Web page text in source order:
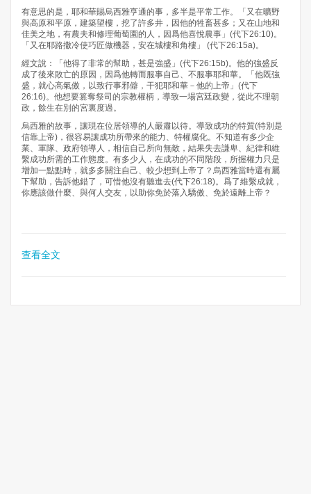
有意思的是，耶和華賜烏西雅亨通的事，多半是平常工作。「又在曠野
與高原和平原，建築望樓，挖了許多井，因他的牲畜甚多；又在山地和
佳美之地，有農夫和修理葡萄園的人，因爲他喜悅農事」(代下26:10)。
「又在耶路撒冷使巧匠做機器，安在城樓和角樓」 (代下26:15a)。
經文說：「他得了非常的幫助，甚是強盛」(代下26:15b)。他的強盛反
成了後來敗亡的原因，因爲他轉而服事自己、不服事耶和華。「他既強
盛，就心高氣傲，以致行事邪僻，干犯耶和華－他的上帝」(代下
26:16)。他想要篡奪祭司的宗教權柄，導致一場宮廷政變，從此不理朝
政，餘生在別的宮裏度過。
烏西雅的故事，讓現在位居領導的人嚴肅以待。導致成功的特質(特別是
信靠上帝)，很容易讓成功所帶來的能力、特權腐化。不知道有多少企
業、軍隊、政府領導人，相信自己所向無敵，結果失去謙卑、紀律和維
繫成功所需的工作態度。有多少人，在成功的不同階段，所握權力只是
增加一點點時，就多多關注自己、較少想到上帝了？烏西雅當時還有屬
下幫助，告訴他錯了，可惜他沒有聽進去(代下26:18)。爲了維繫成就，
你應該做什麼、與何人交友，以助你免於落入驕傲、免於遠離上帝？
查看全文